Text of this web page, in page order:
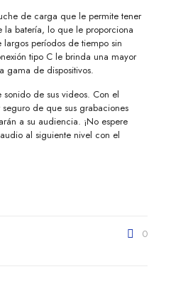
de carga que le permite tener
la batería, lo que le proporciona
períodos de tiempo sin
tipo C le brinda una mayor
gama de dispositivos.
de sus videos. Con el
de que sus grabaciones
a su audiencia. ¡No espere
al siguiente nivel con el
0